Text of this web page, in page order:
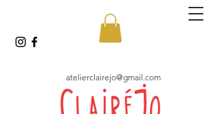
atelierclairejo@gmail.com